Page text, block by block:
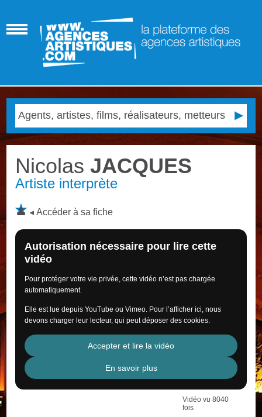
Nicolas JACQUES
Artiste interprète
Accéder à sa fiche
Autorisation nécessaire pour lire cette
vidéo
Pour protéger votre vie privée, cette vidéo n’est pas chargée
automatiquement.
Elle est lue depuis YouTube ou Vimeo. Pour l’afficher ici, nous
devons charger leur lecteur, qui peut déposer des cookies.
Accepter et lire la vidéo
En savoir plus
Vidéo vu 8040
fois